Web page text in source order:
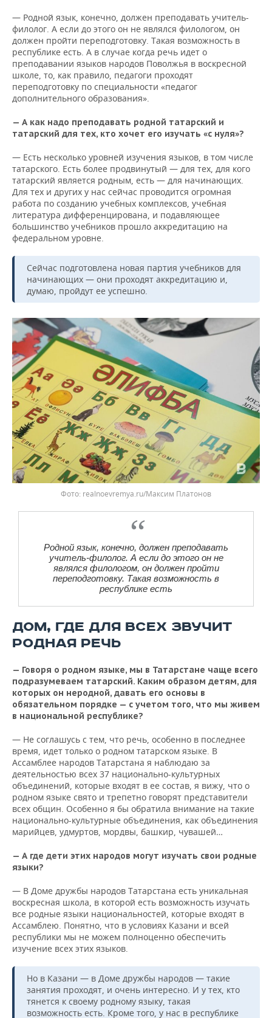
— Родной язык, конечно, должен преподавать учитель-
филолог. А если до этого он не являлся филологом, он
должен пройти переподготовку. Такая возможность в
республике есть. А в случае когда речь идет о
преподавании языков народов Поволжья в воскресной
школе, то, как правило, педагоги проходят
переподготовку по специальности «педагог
дополнительного образования».
— А как надо преподавать родной татарский и
татарский для тех, кто хочет его изучать «с нуля»?
— Есть несколько уровней изучения языков, в том числе
татарского. Есть более продвинутый — для тех, для кого
татарский является родным, есть — для начинающих.
Для тех и других у нас сейчас проводится огромная
работа по созданию учебных комплексов, учебная
литература дифференцирована, и подавляющее
большинство учебников прошло аккредитацию на
федеральном уровне.
Сейчас подготовлена новая партия учебников для
начинающих — они проходят аккредитацию и,
думаю, пройдут ее успешно.
realnoevremya.ru/Максим Платонов
Родной язык, конечно, должен преподавать
учитель-филолог. А если до этого он не
являлся филологом, он должен пройти
переподготовку. Такая возможность в
республике есть
ДОМ, ГДЕ ДЛЯ ВСЕХ ЗВУЧИТ
РОДНАЯ РЕЧЬ
— Говоря о родном языке, мы в Татарстане чаще всего
подразумеваем татарский. Каким образом детям, для
которых он неродной, давать его основы в
обязательном порядке — с учетом того, что мы живем
в национальной республике?
— Не соглашусь с тем, что речь, особенно в последнее
время, идет только о родном татарском языке. В
Ассамблее народов Татарстана я наблюдаю за
деятельностью всех 37 национально-культурных
объединений, которые входят в ее состав, я вижу, что о
родном языке свято и трепетно говорят представители
всех общин. Особенно я бы обратила внимание на такие
национально-культурные объединения, как объединения
марийцев, удмуртов, мордвы, башкир, чувашей…
— А где дети этих народов могут изучать свои родные
языки?
— В Доме дружбы народов Татарстана есть уникальная
воскресная школа, в которой есть возможность изучать
все родные языки национальностей, которые входят в
Ассамблею. Понятно, что в условиях Казани и всей
республики мы не можем полноценно обеспечить
изучение всех этих языков.
Но в Казани — в Доме дружбы народов — такие
занятия проходят, и очень интересно. И у тех, кто
тянется к своему родному языку, такая
возможность есть. Кроме того, у нас в республике